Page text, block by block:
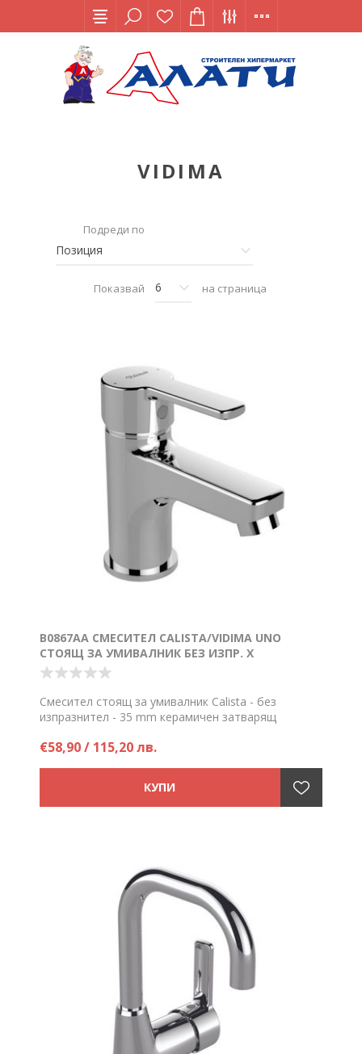
VIDIMA
Подреди по
Показвай на страница
B0867AA СМЕСИТЕЛ CALISTA/VIDIMA UNO
СТОЯЩ ЗА УМИВАЛНИК БЕЗ ИЗПР. Х
Смесител стоящ за умивалник Calista - без
изпразнител - 35 mm керамичен затварящ
Perlator
€58,90 / 115,20 лв.